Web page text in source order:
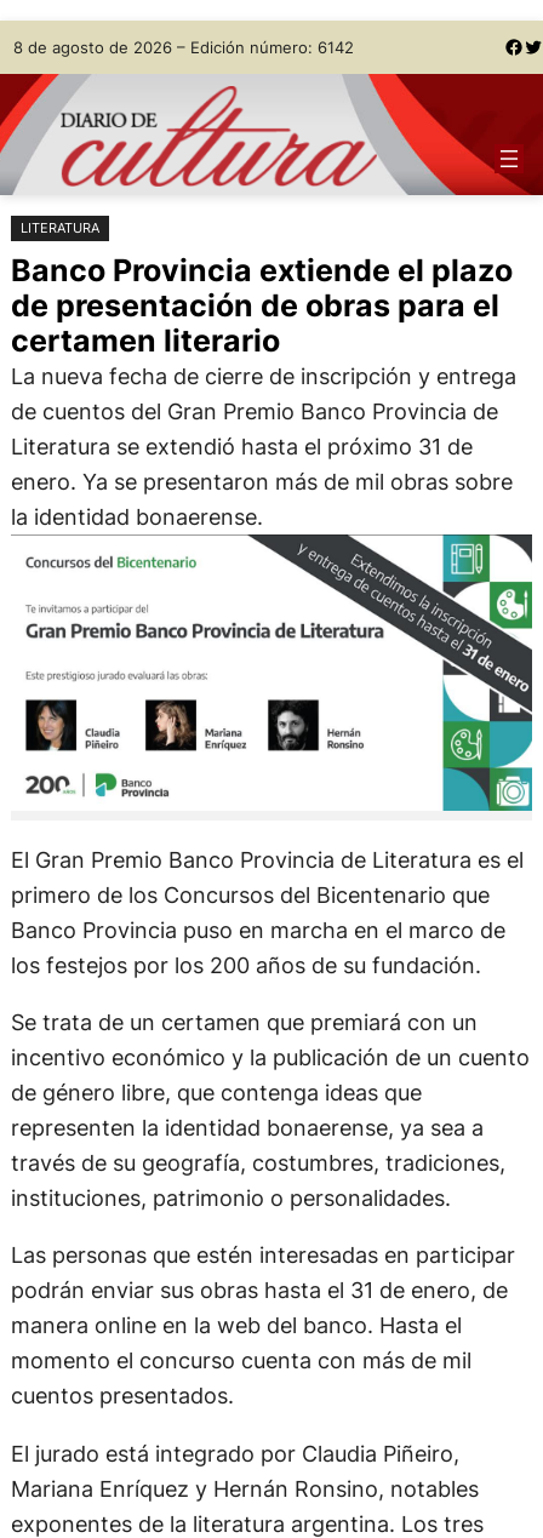
Saltar
al
contenido
Skip
to
content
8 de agosto de 2026 – Edición número: 6142 Facebook Twitter
LITERATURA
Banco Provincia extiende el plazo
de presentación de obras para el
certamen literario
La nueva fecha de cierre de inscripción y entrega
de cuentos del Gran Premio Banco Provincia de
Literatura se extendió hasta el próximo 31 de
enero. Ya se presentaron más de mil obras sobre
la identidad bonaerense.
El Gran Premio Banco Provincia de Literatura es el
primero de los Concursos del Bicentenario que
Banco Provincia puso en marcha en el marco de
los festejos por los 200 años de su fundación.
Se trata de un certamen que premiará con un
incentivo económico y la publicación de un cuento
de género libre, que contenga ideas que
representen la identidad bonaerense, ya sea a
través de su geografía, costumbres, tradiciones,
instituciones, patrimonio o personalidades.
Las personas que estén interesadas en participar
podrán enviar sus obras hasta el 31 de enero, de
manera online en la web del banco. Hasta el
momento el concurso cuenta con más de mil
cuentos presentados.
El jurado está integrado por Claudia Piñeiro,
Mariana Enríquez y Hernán Ronsino, notables
exponentes de la literatura argentina. Los tres